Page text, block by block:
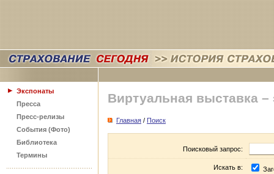
Экспонаты
Пресса
Пресс-релизы
События (Фото)
Библиотека
Термины
Виртуальная выставка –
Главная / Поиск
Поисковый запрос:
Искать в: